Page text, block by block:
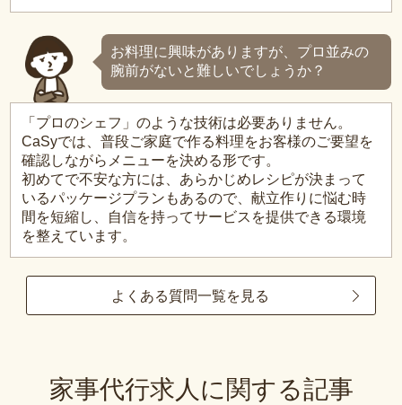
お料理に興味がありますが、プロ並みの
腕前がないと難しいでしょうか？
「プロのシェフ」のような技術は必要ありません。
CaSyでは、普段ご家庭で作る料理をお客様のご要望を
確認しながらメニューを決める形です。
初めてで不安な方には、あらかじめレシピが決まって
いるパッケージプランもあるので、献立作りに悩む時
間を短縮し、自信を持ってサービスを提供できる環境
を整えています。
よくある質問一覧を見る
家事代行求人に関する記事